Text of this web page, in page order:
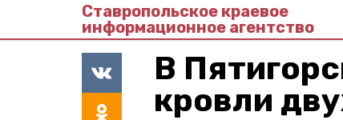
Ставропольское краевое
информационное агентство
В
кровли